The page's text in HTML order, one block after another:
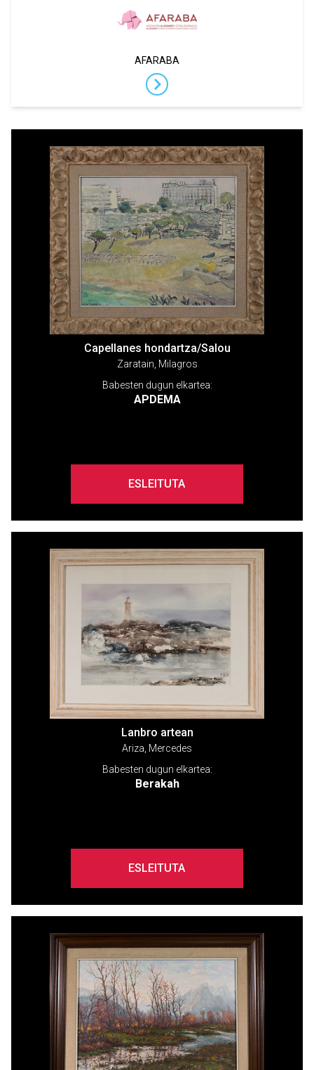
AFARABA
Capellanes hondartza/Salou
Zaratain, Milagros
Babesten dugun elkartea:
APDEMA
ESLEITUTA
Lanbro artean
Ariza, Mercedes
Babesten dugun elkartea:
Berakah
ESLEITUTA